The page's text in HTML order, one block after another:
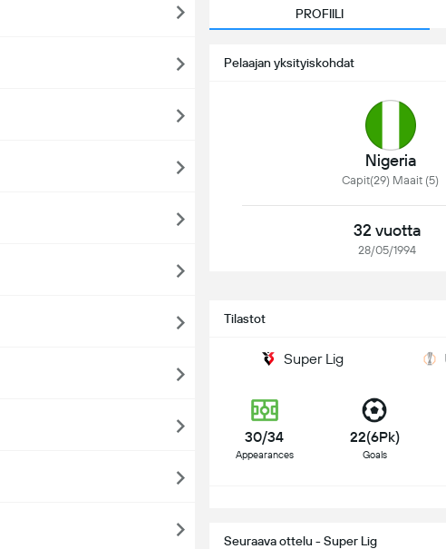
PROFIILI
Pelaajan yksityiskohdat
Nigeria
Capit(29) Maait (5)
32 vuotta
28/05/1994
Tilastot
Super Lig
30/34
Appearances
22(6Pk)
Goals
Seuraava ottelu - Super Lig